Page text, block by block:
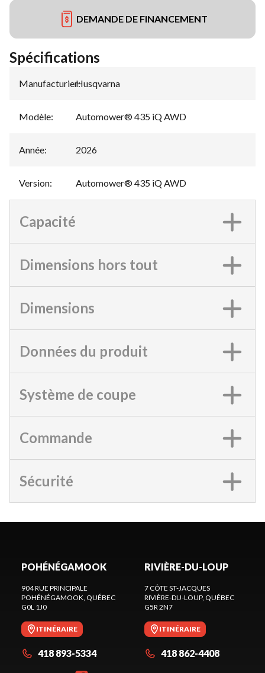
DEMANDE DE FINANCEMENT
Spécifications
Manufacturier:
Husqvarna
Modèle: Automower® 435 iQ AWD
Année: 2026
Version: Automower® 435 iQ AWD
Capacité
Dimensions hors tout
Dimensions
Données du produit
Système de coupe
Commande
Sécurité
POHÉNÉGAMOOK
904 RUE PRINCIPALE
POHÉNÉGAMOOK, QUÉBEC
G0L 1J0
ITINÉRAIRE
418 893-5334
RIVIÈRE-DU-LOUP
7 CÔTE ST-JACQUES
RIVIÈRE-DU-LOUP, QUÉBEC
G5R 2N7
ITINÉRAIRE
418 862-4408